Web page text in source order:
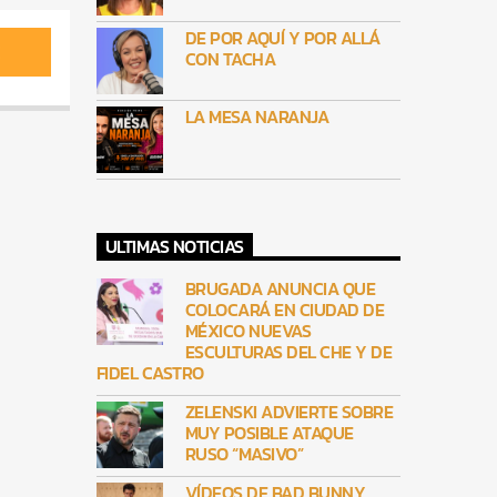
DE POR AQUÍ Y POR ALLÁ
CON TACHA
LA MESA NARANJA
ULTIMAS NOTICIAS
BRUGADA ANUNCIA QUE
COLOCARÁ EN CIUDAD DE
MÉXICO NUEVAS
ESCULTURAS DEL CHE Y DE
FIDEL CASTRO
ZELENSKI ADVIERTE SOBRE
MUY POSIBLE ATAQUE
RUSO “MASIVO”